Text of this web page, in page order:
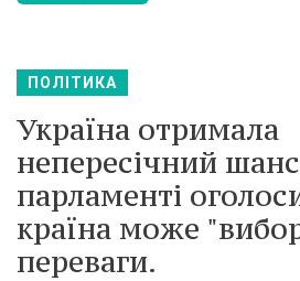
ПОЛІТИКА
Україна отримала
непересічний
парламенті
країна може
переваги.